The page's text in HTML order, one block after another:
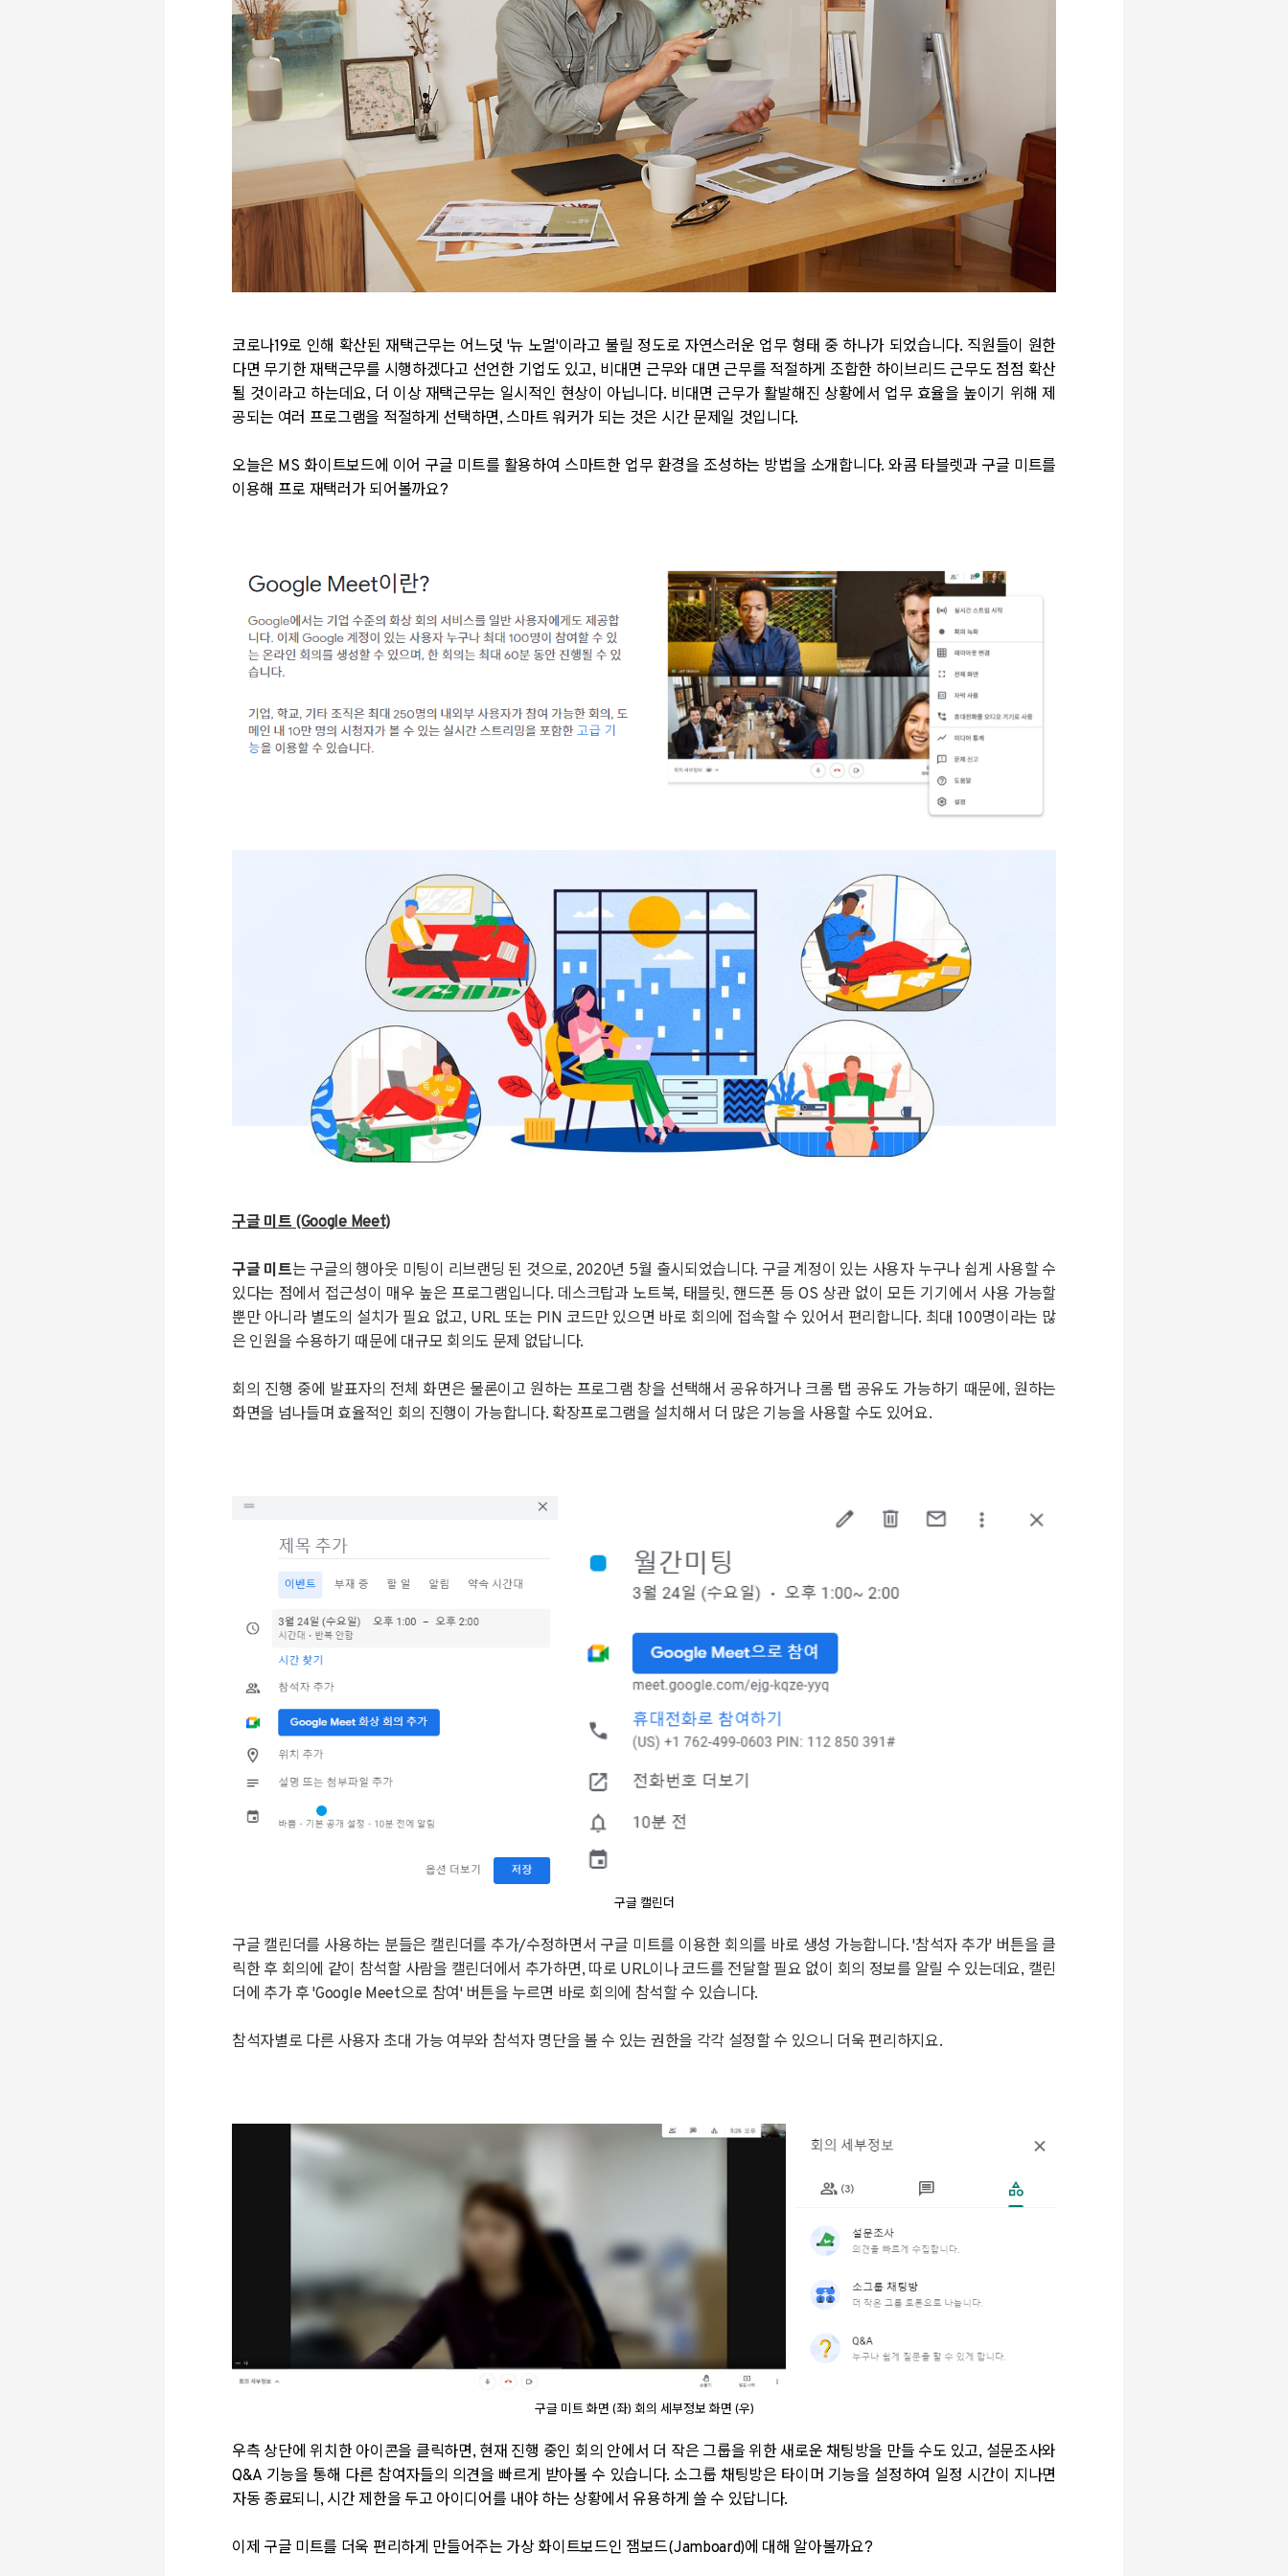
코로나19로 인해 확산된 재택근무는 어느덧 '뉴 노멀'이라고 불릴 정도로 자연스러운 업무 형태 중 하나가 되었습니다. 직원들이 원한
다면 무기한 재택근무를 시행하겠다고 선언한 기업도 있고, 비대면 근무와 대면 근무를 적절하게 조합한 하이브리드 근무도 점점 확산
될 것이라고 하는데요, 더 이상 재택근무는 일시적인 현상이 아닙니다. 비대면 근무가 활발해진 상황에서 업무 효율을 높이기 위해 제
공되는 여러 프로그램을 적절하게 선택하면, 스마트 워커가 되는 것은 시간 문제일 것입니다.
오늘은 MS 화이트보드에 이어 구글 미트를 활용하여 스마트한 업무 환경을 조성하는 방법을 소개합니다. 와콤 타블렛과 구글 미트를
이용해 프로 재택러가 되어볼까요?
구글 미트 (Google Meet)
구글 미트는 구글의 행아웃 미팅이 리브랜딩 된 것으로, 2020년 5월 출시되었습니다. 구글 계정이 있는 사용자 누구나 쉽게 사용할 수
있다는 점에서 접근성이 매우 높은 프로그램입니다. 데스크탑과 노트북, 태블릿, 핸드폰 등 OS 상관 없이 모든 기기에서 사용 가능할
뿐만 아니라 별도의 설치가 필요 없고, URL 또는 PIN 코드만 있으면 바로 회의에 접속할 수 있어서 편리합니다. 최대 100명이라는 많
은 인원을 수용하기 때문에 대규모 회의도 문제 없답니다.
회의 진행 중에 발표자의 전체 화면은 물론이고 원하는 프로그램 창을 선택해서 공유하거나 크롬 탭 공유도 가능하기 때문에, 원하는
화면을 넘나들며 효율적인 회의 진행이 가능합니다. 확장프로그램을 설치해서 더 많은 기능을 사용할 수도 있어요.
구글 캘린더
구글 캘린더를 사용하는 분들은 캘린더를 추가/수정하면서 구글 미트를 이용한 회의를 바로 생성 가능합니다. '참석자 추가' 버튼을 클
릭한 후 회의에 같이 참석할 사람을 캘린더에서 추가하면, 따로 URL이나 코드를 전달할 필요 없이 회의 정보를 알릴 수 있는데요, 캘린
더에 추가 후 'Google Meet으로 참여' 버튼을 누르면 바로 회의에 참석할 수 있습니다.
참석자별로 다른 사용자 초대 가능 여부와 참석자 명단을 볼 수 있는 권한을 각각 설정할 수 있으니 더욱 편리하지요.
구글 미트 화면 (좌) 회의 세부정보 화면 (우)
우측 상단에 위치한 아이콘을 클릭하면, 현재 진행 중인 회의 안에서 더 작은 그룹을 위한 새로운 채팅방을 만들 수도 있고, 설문조사와
Q&A 기능을 통해 다른 참여자들의 의견을 빠르게 받아볼 수 있습니다. 소그룹 채팅방은 타이머 기능을 설정하여 일정 시간이 지나면
자동 종료되니, 시간 제한을 두고 아이디어를 내야 하는 상황에서 유용하게 쓸 수 있답니다.
이제 구글 미트를 더욱 편리하게 만들어주는 가상 화이트보드인 잼보드(Jamboard)에 대해 알아볼까요?